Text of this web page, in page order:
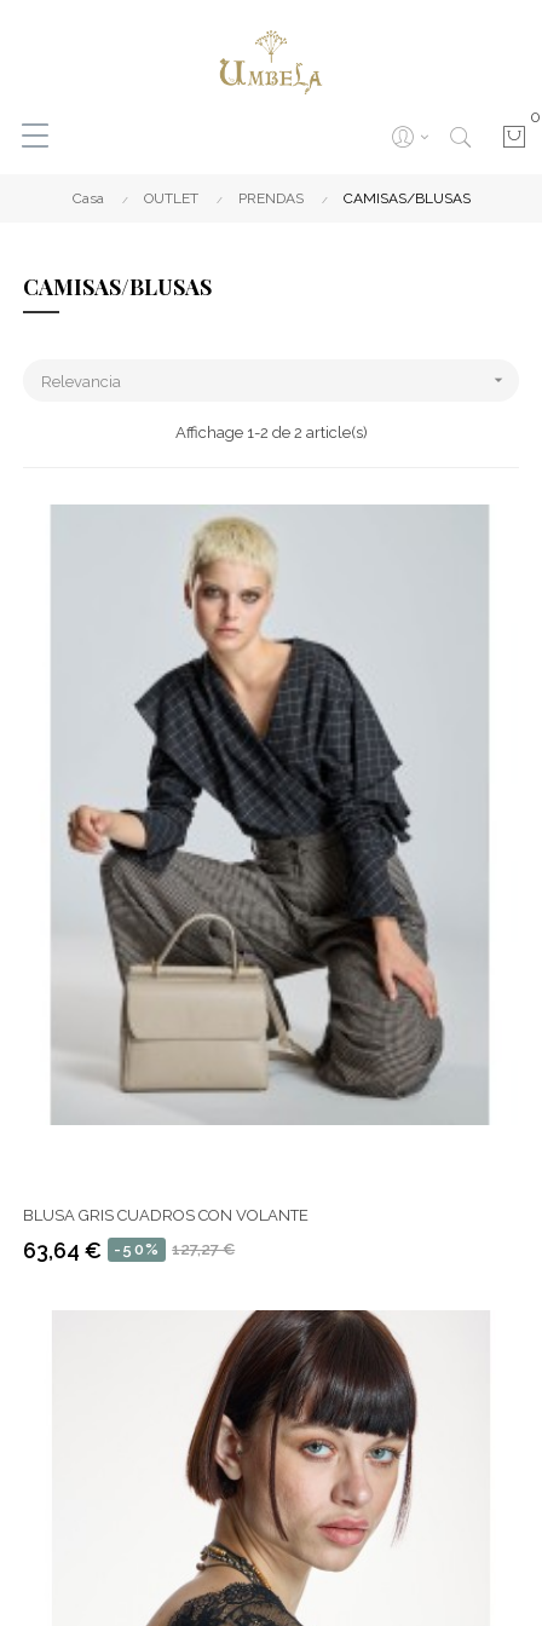
0
Casa OUTLET PRENDAS CAMISAS/BLUSAS
CAMISAS/BLUSAS
Relevancia 
Affichage 1-2 de 2 article(s)
BLUSA GRIS CUADROS CON VOLANTE
Precio
127,27 €
-50%
Precio
63,64 €